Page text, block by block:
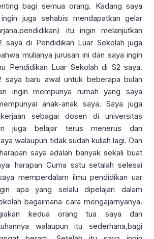
bagi semua orang. Kadang saya
juga sehabis mendapatkan gelar
itu ingin melanjutkan
saya di Pendidikan Luar Sekolah juga
mulianya jurusan ini dan saya ingin
Pendidikan Luar Sekolah di S2 saya.
saya baru awal untuk beberapa bulan
ingin mempunya rumah yang saya
anak-anak saya. Saya juga
sebagai dosen di universitas
juga belajar terus menerus dan
walaupun tidak sudah kuliah lagi. Dan
saya adalah banyak sekali buat
harapan Cuma satu setalah selesai
memperdalam ilmu pendidikan uar
apa yang selalu dipelajari dalam
bagaimana cara mengajarnyanya.
kedua orang tua saya dan
walaupun itu sederhana,bagi